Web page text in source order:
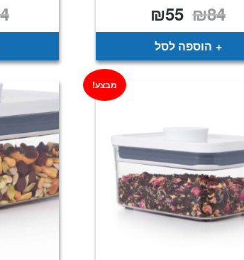
₪84 המחיר
המקורי
היה:
₪84.
₪55
הוא:
הוספה לסל
מבצע!